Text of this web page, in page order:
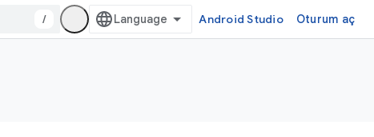
/ Android Studio Oturum aç